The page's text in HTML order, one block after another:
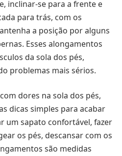
inclinar-se para a frente e
para trás, com os
a posição por alguns
Esses alongamentos
da sola dos pés,
problemas mais sérios.
dores na sola dos pés,
dicas simples para acabar
um sapato confortável, fazer
os pés, descansar com os
são medidas